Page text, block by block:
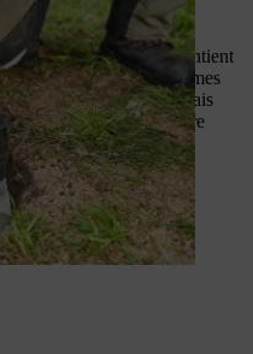
tamisé dans une
tout avec un peu
pelle. Le compost contient
d’autres micro-organismes
décomposition. L’engrais
et profite donc à votre